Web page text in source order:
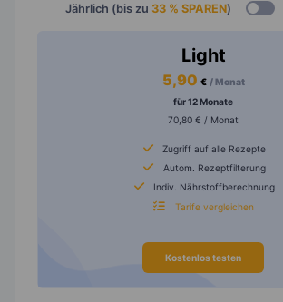
Jährlich (bis zu 33 % SPAREN)
Light
5,90 € / Monat
für 12 Monate
70,80 € / Monat
Zugriff auf alle Rezepte
Autom. Rezeptfilterung
Indiv. Nährstoffberechnung
Tarife vergleichen
Kostenlos testen